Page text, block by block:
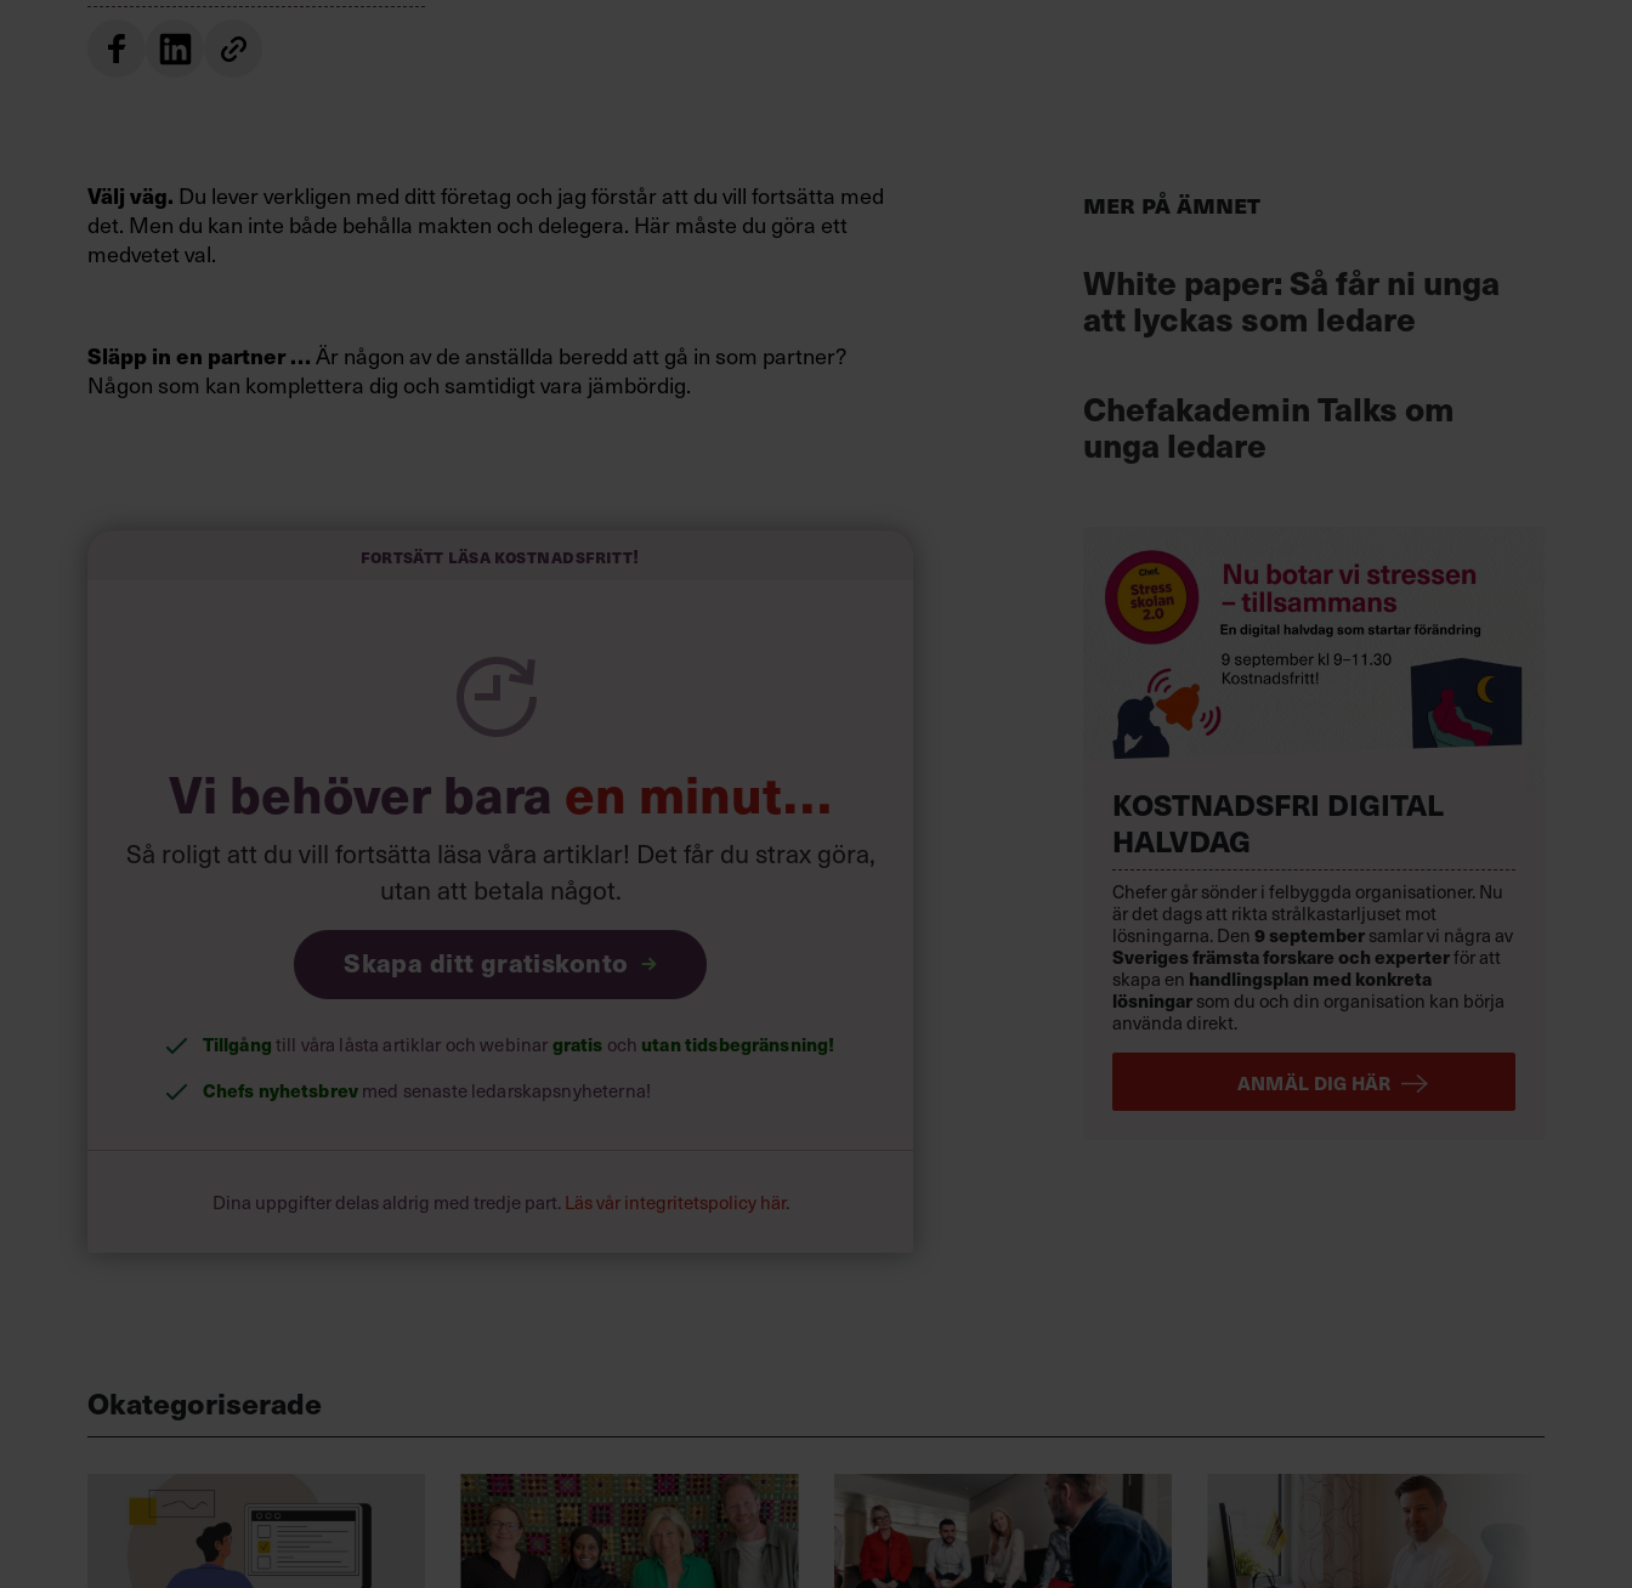
Välj väg. Du lever verkligen med ditt företag och jag förstår att du vill fortsätta med
det. Men du kan inte både behålla makten och delegera. Här måste du göra ett
medvetet val.
Släpp in en partner … Är någon av de anställda beredd att gå in som partner?
Någon som kan komplettera dig och samtidigt vara jämbördig.
Fortsätt läsa kostnadsfritt!
Vi behöver bara en minut…
Så roligt att du vill fortsätta läsa våra artiklar! Det får du strax göra,
utan att betala något.
Skapa ditt gratiskonto
Tillgångtill våra låsta artiklar och webinargratis och utan tidsbegränsning!
Chefs nyhetsbrevmed senaste ledarskapsnyheterna!
Dina uppgifter delas aldrig med tredje part. Läs vår integritetspolicy här.
Mer på ämnet
White paper: Så får ni unga
att lyckas som ledare
Chefakademin Talks om
unga ledare
KOSTNADSFRI DIGITAL
HALVDAG
Chefer går sönder i felbyggda organisationer. Nu
är det dags att rikta strålkastarljuset mot
lösningarna. Den9 septembersamlar vi några av
Sveriges främsta forskare och experterför att
skapa en handlingsplan med konkreta
lösningarsom du och din organisation kan börja
använda direkt.
ANMÄL DIG HÄR
Okategoriserade